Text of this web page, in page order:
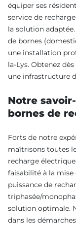
équiper ses
service de
la solution
de bornes
une installation
la-Lys. Obtenez
une infrastructure
Notre
bornes de
Forts de notre
maîtrisons toutes
recharge
faisabilité à la mise
puissance de
triphasée/
solution optimale.
dans les